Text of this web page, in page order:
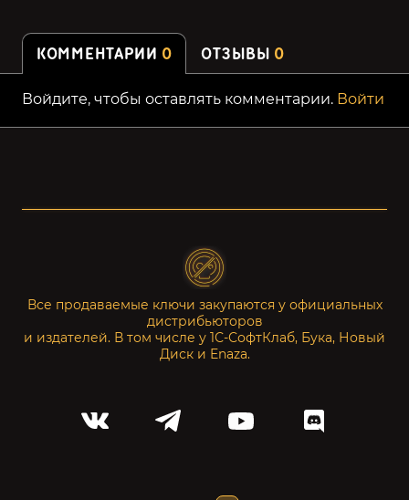
КОММЕНТАРИИ 0 ОТЗЫВЫ 0
Войдите, чтобы оставлять комментарии. Войти
Все продаваемые ключи закупаются у официальных
дистрибьюторов
и издателей. В том числе у 1С-СофтКлаб, Бука, Новый
Диск и Enaza.